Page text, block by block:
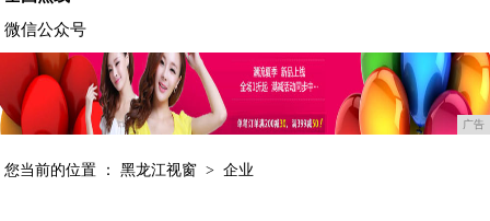
微信公众号
广告
您当前的位置 ：黑龙江视窗 >企业